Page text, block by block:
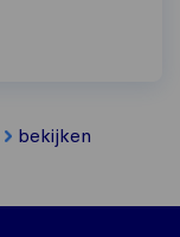
bekijken